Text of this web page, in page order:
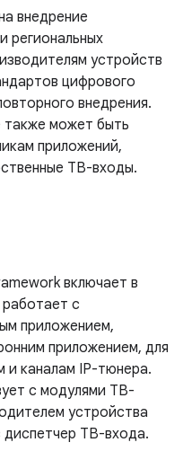
внедрение
региональных
устройств
цифрового
внедрения.
также может быть
приложений,
ТВ-входы.
включает в
с
приложением,
приложением, для
и каналам IP-тюнера.
с модулями ТВ-
устройства
диспетчер ТВ-входа.